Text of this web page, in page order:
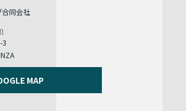
合同会社
3
MAP